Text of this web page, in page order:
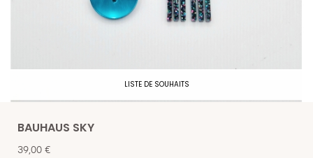
LISTE DE SOUHAITS
BAUHAUS SKY
Prix
39,00 €